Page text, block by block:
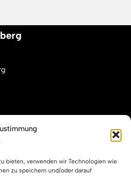
bieten, verwenden wir Technologien wie
zu speichern und/oder darauf
radeberg.de
im Internet